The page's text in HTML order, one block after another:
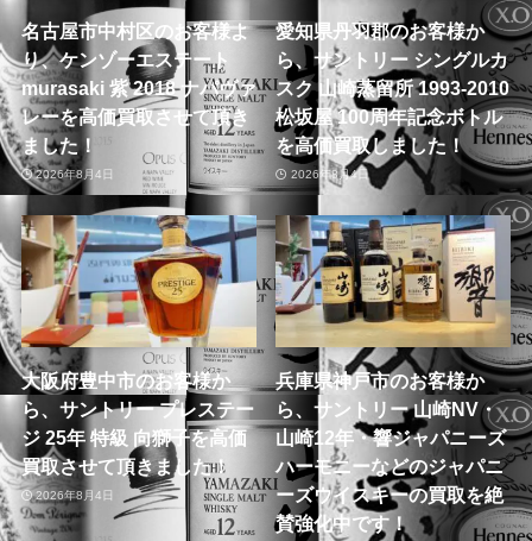
名古屋市中村区のお客様よ
り、ケンゾーエステート
murasaki 紫 2018 ナパヴァ
レーを高価買取させて頂き
ました！
2026年8月4日
愛知県丹羽郡のお客様か
ら、サントリー シングルカ
スク 山崎蒸留所 1993-2010
松坂屋 100周年記念ボトル
を高価買取しました！
2026年8月4日
大阪府豊中市のお客様か
ら、サントリー プレステー
ジ 25年 特級 向獅子を高価
買取させて頂きました！
2026年8月4日
兵庫県神戸市のお客様か
ら、サントリー 山崎NV・
山崎12年・響ジャパニーズ
ハーモニーなどのジャパニ
ーズウイスキーの買取を絶
賛強化中です！